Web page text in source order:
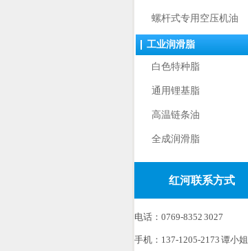
螺杆式专用空压机油
工业润滑脂
白色特种脂
通用锂基脂
高温链条油
全成润滑脂
红河联系方式
电话：0769-8352 3027
手机：137-1205-2173 谭小姐